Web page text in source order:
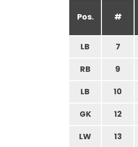
Pos. #
LB
7
RB
9
LB
10
GK
12
LW
13